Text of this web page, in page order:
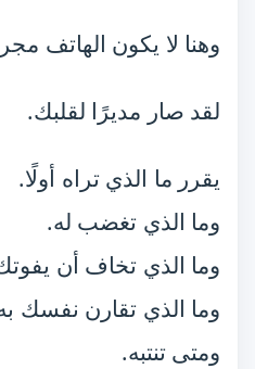
وهنا لا يكون الهاتف
لقد صار مديرًا لقلبك.
يقرر ما الذي تراه أولًا.
وما الذي تغضب له.
وما الذي تخاف أن
وما الذي تقارن نفسك
ومتى تنتبه.